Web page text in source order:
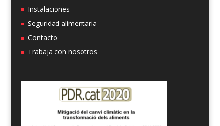
Instalaciones
Seguridad alimentaria
Contacto
Trabaja con nosotros